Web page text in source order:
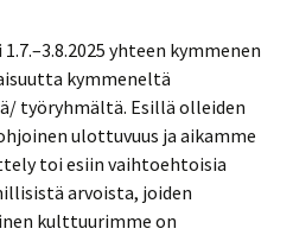
yhteen kymmenen
kymmeneltä
työryhmältä. Esillä olleiden
ulottuvuus ja aikamme
toi esiin vaihtoehtoisia
arvoista, joiden
kulttuurimme on